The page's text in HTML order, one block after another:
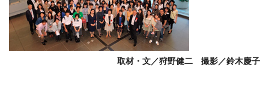
取材・文／狩野健二 撮影／鈴木慶子